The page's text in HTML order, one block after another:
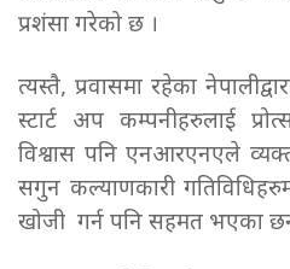
प्रशंसा गरेको छ ।
त्यस्तै, प्रवासमा रहेका
स्टार्ट अप कम्पनीहरुलाई
विश्वास पनि एनआरएनएले
सगुन कल्याणकारी
खोजी गर्न पनि सहमत भएका